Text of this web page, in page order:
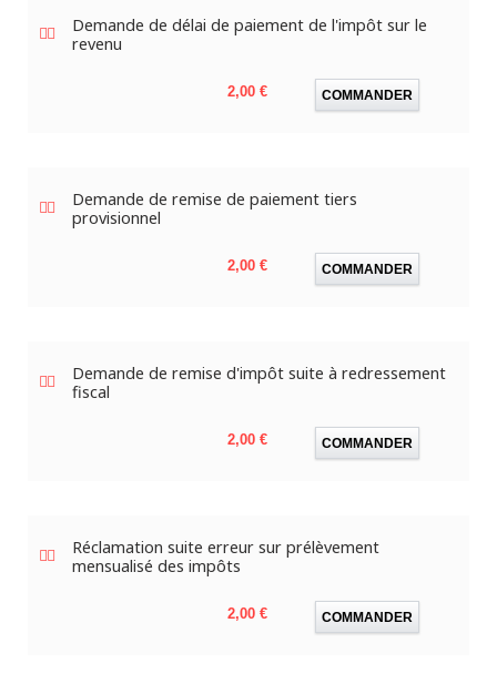
Demande de délai de paiement de l'impôt sur le
revenu
Prix
2,00 € COMMANDER
Demande de remise de paiement tiers
provisionnel
Prix
2,00 € COMMANDER
Demande de remise d'impôt suite à redressement
fiscal
Prix
2,00 € COMMANDER
Réclamation suite erreur sur prélèvement
mensualisé des impôts
Prix
2,00 € COMMANDER